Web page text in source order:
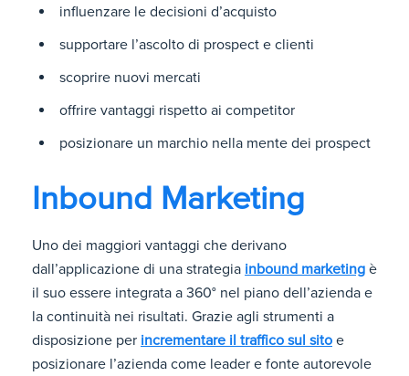
influenzare le decisioni d’acquisto
supportare l’ascolto di prospect e clienti
scoprire nuovi mercati
offrire vantaggi rispetto ai competitor
posizionare un marchio nella mente dei prospect
Inbound Marketing
Uno dei maggiori vantaggi che derivano
dall’applicazione di una strategia inbound marketing è
il suo essere integrata a 360° nel piano dell’azienda e
la continuità nei risultati. Grazie agli strumenti a
disposizione per incrementare il traffico sul sito e
posizionare l’azienda come leader e fonte autorevole